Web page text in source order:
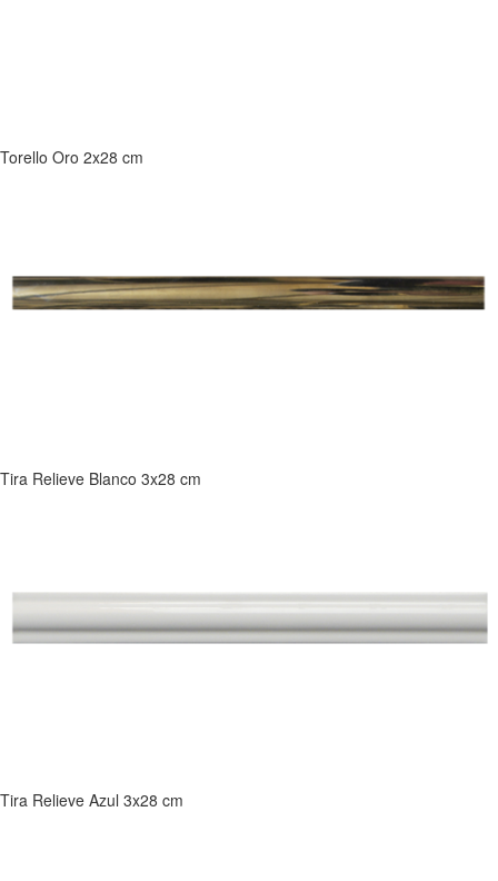
Torello Oro 2x28 cm
Tira Relieve Blanco 3x28 cm
Tira Relieve Azul 3x28 cm